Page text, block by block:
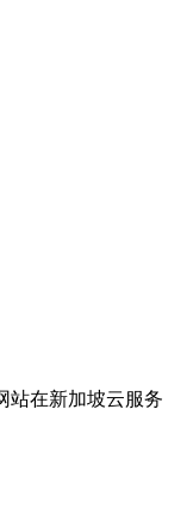
站在新加坡云服务